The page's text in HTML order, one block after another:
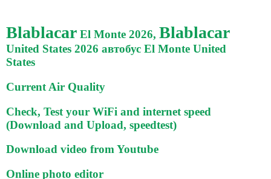
Blablacar El Monte 2026, Blablacar
United States 2026 автобус El Monte United
States
Current Air Quality
Check, Test your WiFi and internet speed
(Download and Upload, speedtest)
Download video from Youtube
Online photo editor